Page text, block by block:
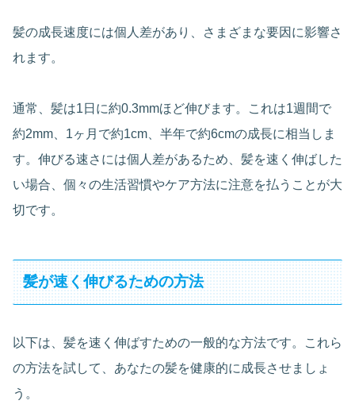
髪の成長速度には個人差があり、さまざまな要因に影響さ
れます。
通常、髪は1日に約0.3mmほど伸びます。これは1週間で
約2mm、1ヶ月で約1cm、半年で約6cmの成長に相当しま
す。伸びる速さには個人差があるため、髪を速く伸ばした
い場合、個々の生活習慣やケア方法に注意を払うことが大
切です。
髪が速く伸びるための方法
以下は、髪を速く伸ばすための一般的な方法です。これら
の方法を試して、あなたの髪を健康的に成長させましょ
う。